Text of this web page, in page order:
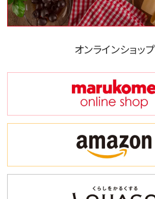
オンラインショップ